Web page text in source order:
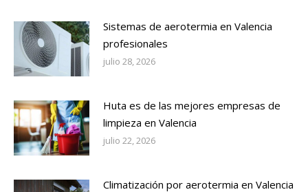
Sistemas de aerotermia en Valencia
profesionales
julio 28, 2026
Huta es de las mejores empresas de
limpieza en Valencia
julio 22, 2026
Climatización por aerotermia en Valencia